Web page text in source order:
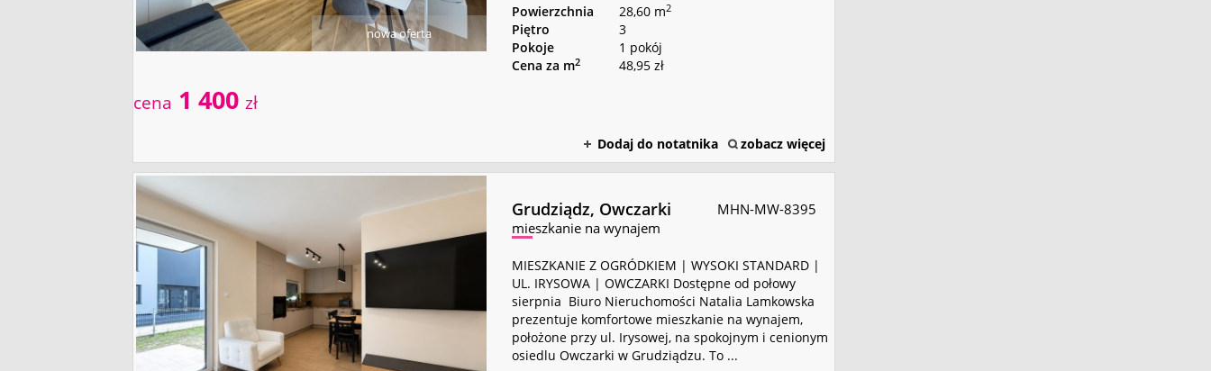
nowa oferta
Powierzchnia
28,60 m2
Piętro
3
Pokoje
1 pokój
Cena za m2 48,95 zł
cena 1 400 zł
Dodaj do notatnika zobacz więcej
Grudziądz, Owczarki
mieszkanie na wynajem
MHN-MW-8395
MIESZKANIE Z OGRÓDKIEM | WYSOKI STANDARD |
UL. IRYSOWA | OWCZARKI Dostępne od połowy
sierpnia Biuro Nieruchomości Natalia Lamkowska
prezentuje komfortowe mieszkanie na wynajem,
położone przy ul. Irysowej, na spokojnym i cenionym
osiedlu Owczarki w Grudziądzu. To ...